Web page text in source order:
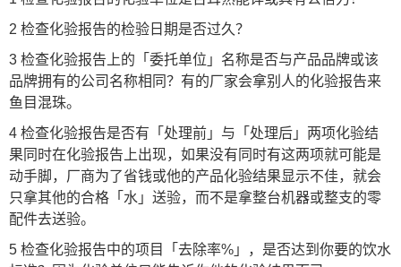
2 检查化验报告的检验日期是否过久？
3 检查化验报告上的「委托单位」名称是否与产品品牌或该
品牌拥有的公司名称相同？有的厂家会拿别人的化验报告来
鱼目混珠。
4 检查化验报告是否有「处理前」与「处理后」两项化验结
果同时在化验报告上出现，如果没有同时有这两项就可能是
动手脚，厂商为了省钱或他的产品化验结果显示不佳，就会
只拿其他的合格「水」送验，而不是拿整台机器或整支的零
配件去送验。
5 检查化验报告中的项目「去除率%」，是否达到你要的饮水